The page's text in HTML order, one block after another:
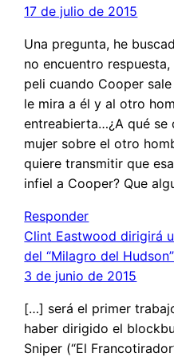
17 de julio de 2015
Una pregunta, he
no encuentro
peli cuando Cooper
le mira a él y al otro
entreabierta…¿A qué se
mujer sobre el otro
quiere transmitir que
infiel a Cooper? Que
Responder
Clint Eastwood dirigirá
del “Milagro del
3 de junio de 2015
[…] será el primer
haber dirigido el
Sniper (“El